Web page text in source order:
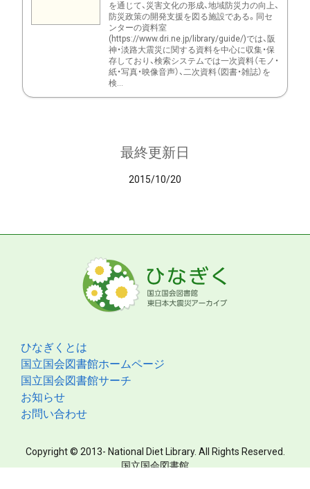
を通じて、災害文化の形成、地域防災力の向上、
防災政策の開発支援を図る施設である。同セ
ンターの資料室
(https://www.dri.ne.jp/library/guide/)では、阪
神・淡路大震災に関する資料を中心に収集・保
存しており、検索システムでは一次資料（モノ・
紙・写真・映像音声）、二次資料（図書・雑誌）を
検...
最終更新日
2015/10/20
ひなぎくとは
国立国会図書館ホームページ
国立国会図書館サーチ
お知らせ
お問い合わせ
Copyright © 2013- National Diet Library. All Rights Reserved.